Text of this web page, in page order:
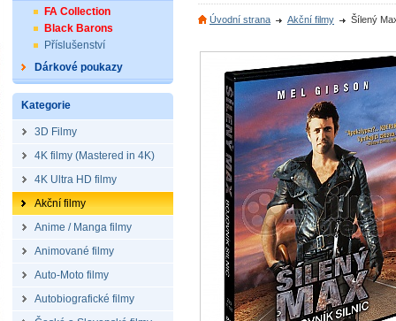
FA Collection
Black Barons
Příslušenství
Dárkové poukazy
Kategorie
3D Filmy
4K filmy (Mastered in 4K)
4K Ultra HD filmy
Akční filmy
Anime / Manga filmy
Animované filmy
Auto-Moto filmy
Autobiografické filmy
Úvodní strana Akční filmy Šílený